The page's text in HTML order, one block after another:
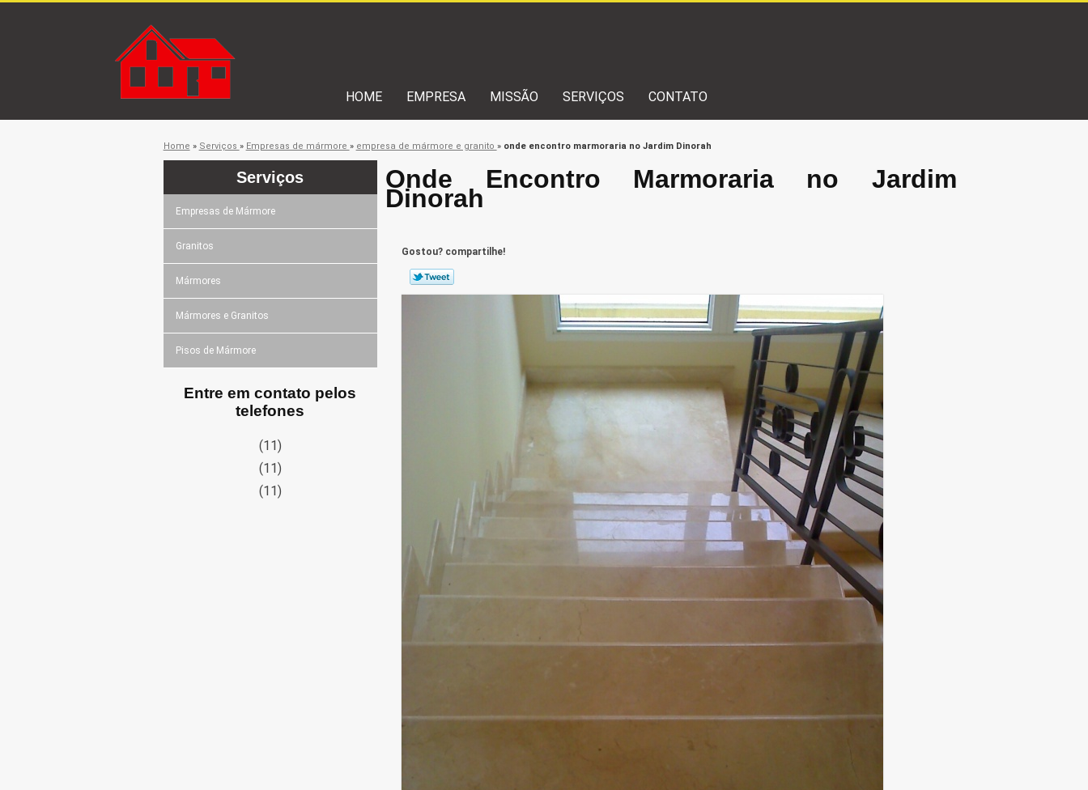
HOME EMPRESA MISSÃO SERVIÇOS CONTATO
Home » Serviços » Empresas de mármore » empresa de mármore e granito » onde encontro marmoraria no Jardim Dinorah
Serviços
Empresas de Mármore
Granitos
Mármores
Mármores e Granitos
Pisos de Mármore
Entre em contato pelos
telefones
(11)
(11)
(11)
Onde Encontro Marmoraria no Jardim
Dinorah
Gostou? compartilhe!